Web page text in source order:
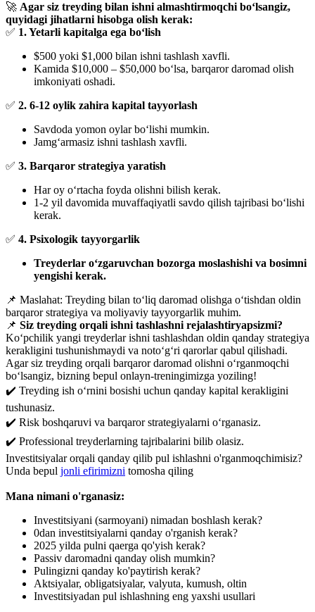
🚀 Agar siz treyding bilan ishni almashtirmoqchi bo‘lsangiz,
quyidagi jihatlarni hisobga olish kerak:
✅ 1. Yetarli kapitalga ega bo‘lish
$500 yoki $1,000 bilan ishni tashlash xavfli.
Kamida $10,000 – $50,000 bo‘lsa, barqaror daromad olish
imkoniyati oshadi.
✅ 2. 6-12 oylik zahira kapital tayyorlash
Savdoda yomon oylar bo‘lishi mumkin.
Jamg‘armasiz ishni tashlash xavfli.
✅ 3. Barqaror strategiya yaratish
Har oy o‘rtacha foyda olishni bilish kerak.
1-2 yil davomida muvaffaqiyatli savdo qilish tajribasi bo‘lishi
kerak.
✅ 4. Psixologik tayyorgarlik
Treyderlar o‘zgaruvchan bozorga moslashishi va bosimni
yengishi kerak.
📌 Maslahat: Treyding bilan to‘liq daromad olishga o‘tishdan oldin
barqaror strategiya va moliyaviy tayyorgarlik muhim.
📌 Siz treyding orqali ishni tashlashni rejalashtiryapsizmi?
Ko‘pchilik yangi treyderlar ishni tashlashdan oldin qanday strategiya
kerakligini tushunishmaydi va noto‘g‘ri qarorlar qabul qilishadi.
Agar siz treyding orqali barqaror daromad olishni o‘rganmoqchi
bo‘lsangiz, bizning bepul onlayn-treningimizga yoziling!
✔️ Treyding ish o‘rnini bosishi uchun qanday kapital kerakligini
tushunasiz.
✔️ Risk boshqaruvi va barqaror strategiyalarni o‘rganasiz.
✔️ Professional treyderlarning tajribalarini bilib olasiz.
Investitsiyalar orqali qanday qilib pul ishlashni o'rganmoqchimisiz?
Unda bepul jonli efirimizni tomosha qiling
Mana nimani o'rganasiz:
Investitsiyani (sarmoyani) nimadan boshlash kerak?
0dan investitsiyalarni qanday o'rganish kerak?
2025 yilda pulni qaerga qo'yish kerak?
Passiv daromadni qanday olish mumkin?
Pulingizni qanday ko'paytirish kerak?
Aktsiyalar, obligatsiyalar, valyuta, kumush, oltin
Investitsiyadan pul ishlashning eng yaxshi usullari